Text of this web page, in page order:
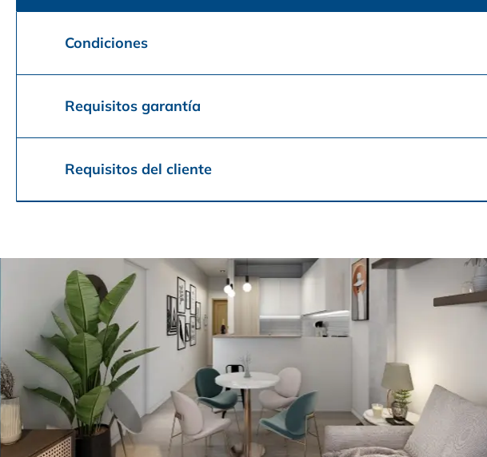
Condiciones
Requisitos garantía
Requisitos del cliente